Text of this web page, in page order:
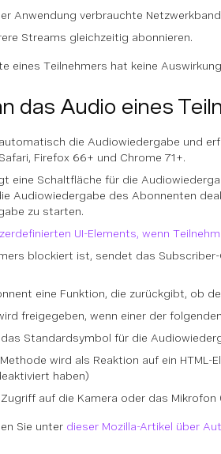
Anwendung verbrauchte
Streams gleichzeitig abonnieren.
eines Teilnehmers hat keine
das Audio eines
die Audiowiedergabe und
Firefox 66+ und Chrome 71+.
eine Schaltfläche für die
Audiowiedergabe des Abonnenten
zu starten.
UI-Elements, wenn
blockiert ist, sendet das
eine Funktion, die zurückgibt, ob
freigegeben, wenn einer der
Standardsymbol für die
Methode wird als Reaktion auf ein
haben)
auf die Kamera oder das
Sie unter dieser Mozilla-Artikel über